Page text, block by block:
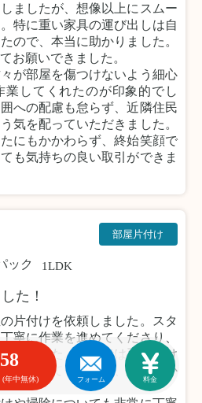
ましたが、想像以上にスムー
特に重い家具の運び出しは自
ので、本当に助かりました。
お願いできました。
が部屋を傷つけないよう細心
業してくれたのが印象的でし
への配慮も怠らず、近隣住民
気を配っていただきました。
にもかかわらず、終始笑顔で
も気持ちの良い取引ができま
ック 1LDK
部屋片付け
た！
片付けを依頼しました。スタ
寧に作業を進めてくださり、
しました。自分では手がつけ
いにしていただき、大変助か
(年中無休) フォーム 料金